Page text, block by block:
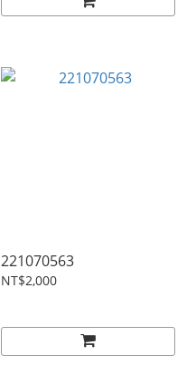
221070563
NT$2,000